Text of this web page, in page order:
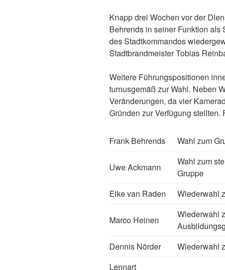
Knapp drei Wochen vor der
Behrends in seiner Funktion als
des Stadtkommandos
Stadtbrandmeister Tobias
Weitere Führungspositionen
turnusgemäß zur Wahl. Neben
Veränderungen, da vier
Gründen zur Verfügung
Frank Behrends Wahl zum
Uwe Ackmann
Wahl zum
Gruppe
Eike van Raden
Wiederwahl
Marco Heinen
Wiederwahl
Dennis Nörder
Wiederwahl
Lennart